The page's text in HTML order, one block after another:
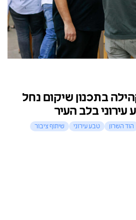
בתכנון שיקום נחל
בלב העיר
הוד השרון טבע עירוני
שיתוף ציבור